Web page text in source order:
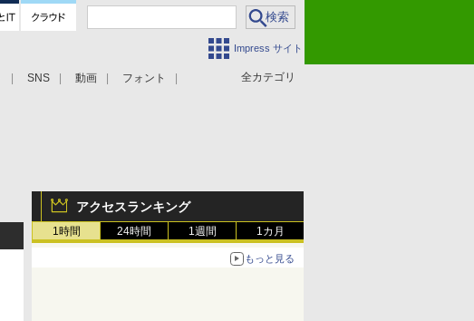
Impress サイト
全カテゴリ
SNS 動画 フォント
アクセスランキング
1時間 24時間 1週間 1カ月
もっと見る